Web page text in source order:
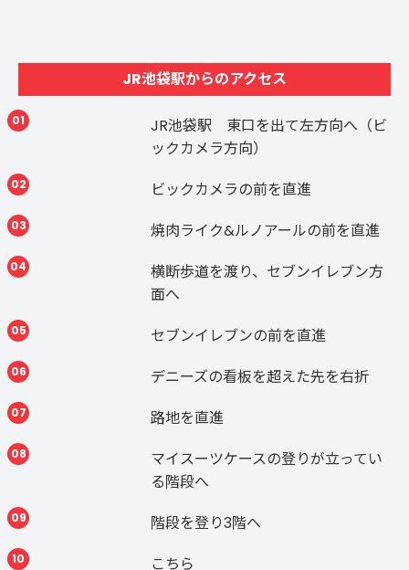
JR池袋駅からのアクセス
01
JR池袋駅 東口を出て左方向へ（ビ
ックカメラ方向）
02 ビックカメラの前を直進
03 焼肉ライク&ルノアールの前を直進
04
横断歩道を渡り、セブンイレブン方
面へ
05 セブンイレブンの前を直進
06 デニーズの看板を超えた先を右折
07 路地を直進
08
マイスーツケースの登りが立ってい
る階段へ
09 階段を登り3階へ
10 こちら